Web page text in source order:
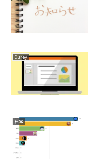
Durey
日常